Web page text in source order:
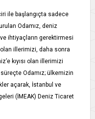
ile başlangıçta sadece
Odamız, deniz
ihtiyaçların gerektirmesi
olan illerimizi, daha sonra
kıyısı olan illerimizi
Odamız; ülkemizin
açarak, İstanbul ve
(İMEAK) Deniz Ticaret